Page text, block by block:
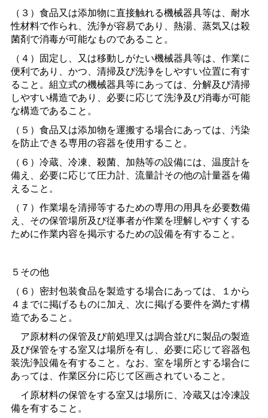
（３）食品又は添加物に直接触れる機械器具等は、耐水
性材料で作られ、洗浄が容易であり、熱湯、蒸気又は殺
菌剤で消毒が可能なものであること。
（４）固定し、又は移動しがたい機械器具等は、作業に
便利であり、かつ、清掃及び洗浄をしやすい位置に有す
ること。組立式の機械器具等にあっては、分解及び清掃
しやすい構造であり、必要に応じて洗浄及び消毒が可能
な構造であること。
（５）食品又は添加物を運搬する場合にあっては、汚染
を防止できる専用の容器を使用すること。
（６）冷蔵、冷凍、殺菌、加熱等の設備には、温度計を
備え、必要に応じて圧力計、流量計その他の計量器を備
えること。
（７）作業場を清掃等するための専用の用具を必要数備
え、その保管場所及び従事者が作業を理解しやすくする
ために作業内容を掲示するための設備を有すること。
５その他
（６）密封包装食品を製造する場合にあっては、１から
４までに掲げるものに加え、次に掲げる要件を満たす構
造であること。
ア原材料の保管及び前処理又は調合並びに製品の製造
及び保管をする室又は場所を有し、必要に応じて容器包
装洗浄設備を有すること。なお、室を場所とする場合に
あっては、作業区分に応じて区画されていること。
イ原材料の保管をする室又は場所に、冷蔵又は冷凍設
備を有すること。